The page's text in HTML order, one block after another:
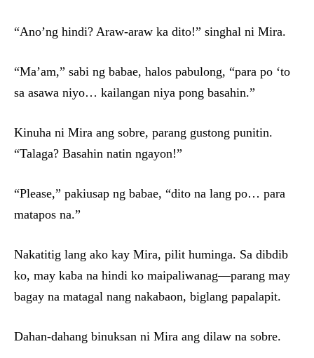
“Ano’ng hindi? Araw-araw ka dito!” singhal ni Mira.
“Ma’am,” sabi ng babae, halos pabulong, “para po ‘to
sa asawa niyo… kailangan niya pong basahin.”
Kinuha ni Mira ang sobre, parang gustong punitin.
“Talaga? Basahin natin ngayon!”
“Please,” pakiusap ng babae, “dito na lang po… para
matapos na.”
Nakatitig lang ako kay Mira, pilit huminga. Sa dibdib
ko, may kaba na hindi ko maipaliwanag—parang may
bagay na matagal nang nakabaon, biglang papalapit.
Dahan-dahang binuksan ni Mira ang dilaw na sobre.